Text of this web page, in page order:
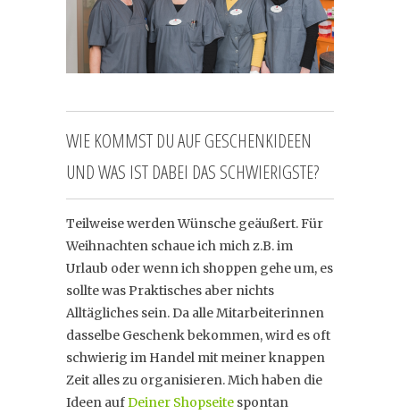
WIE KOMMST DU AUF GESCHENKIDEEN
UND WAS IST DABEI DAS SCHWIERIGSTE?
Teilweise werden Wünsche geäußert. Für
Weihnachten schaue ich mich z.B. im
Urlaub oder wenn ich shoppen gehe um, es
sollte was Praktisches aber nichts
Alltägliches sein. Da alle Mitarbeiterinnen
dasselbe Geschenk bekommen, wird es oft
schwierig im Handel mit meiner knappen
Zeit alles zu organisieren. Mich haben die
Ideen aufDeiner Shopseite spontan